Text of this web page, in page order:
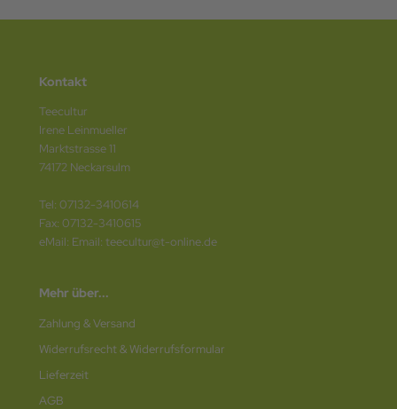
Kontakt
Teecultur
Irene Leinmueller
Marktstrasse 11
74172 Neckarsulm
Tel: 07132-3410614
Fax: 07132-3410615
eMail: Email: teecultur@t-online.de
Mehr über...
Zahlung & Versand
Widerrufsrecht & Widerrufsformular
Lieferzeit
AGB